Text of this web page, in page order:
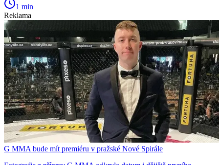
1 min
Reklama
G MMA bude mít premiéru v pražské Nové Spirále